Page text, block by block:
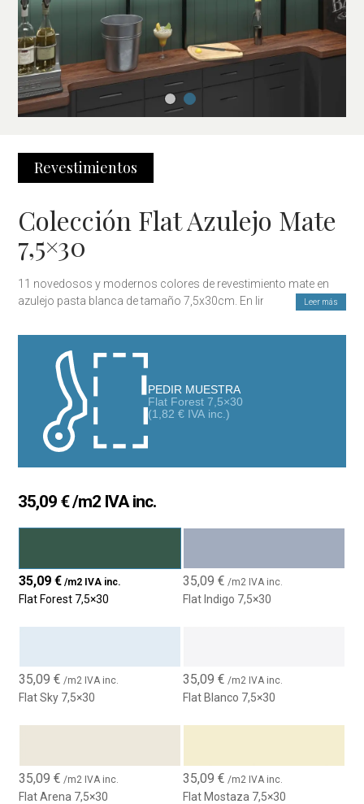
Revestimientos
Colección Flat Azulejo Mate
7,5×30
11 novedosos y modernos colores de revestimiento mate en
azulejo pasta blanca de tamaño 7,5x30cm. En lineas y
proyecto tanto urbano como rústico, residencial o de lugar
comercial o público. Si eres interiorista o profesional de la
reforma, contáctanos para contarnos tu proyecto y te
ayudaremos en todo las áreas posibles
Leer más
PEDIR MUESTRA
Flat Forest 7,5×30
(1,82 € IVA inc.)
35,09 €/m2 IVA inc.
35,09€ /m2 IVA inc.
Flat Forest 7,5×30
35,09 € /m2 IVA inc.
Flat Indigo 7,5×30
35,09€ /m2 IVA inc.
Flat Sky 7,5×30
35,09 € /m2 IVA inc.
Flat Blanco 7,5×30
35,09€ /m2 IVA inc.
Flat Arena 7,5×30
35,09 € /m2 IVA inc.
Flat Mostaza 7,5×30